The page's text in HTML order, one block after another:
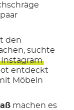
den
suchte
Instagram
entdeckt
Möbeln
machen es